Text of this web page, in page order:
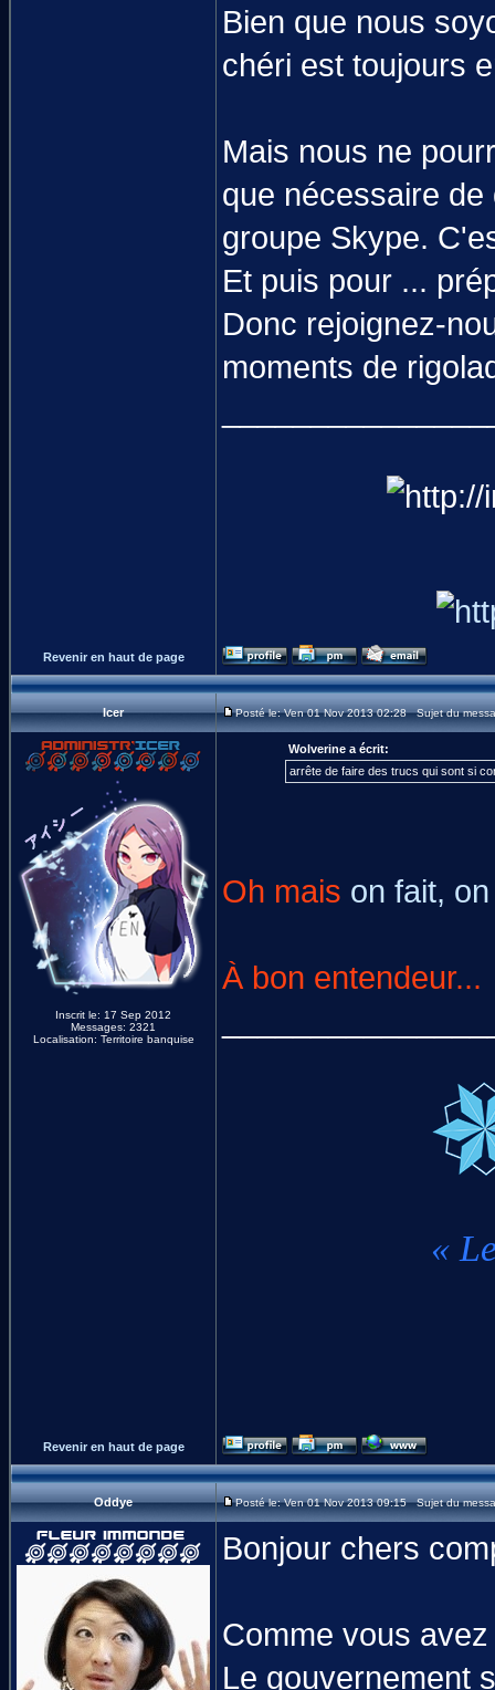
Bien que nous
chéri est toujours
Mais nous ne
que nécessaire
groupe Skype.
Et puis pour ...
Donc rejoignez-
moments de
Revenir en haut de page
Icer Posté le: Ven 01 Nov 2013 02:28 Sujet du
Inscrit le: 17 Sep 2012
Messages: 2321
Localisation: Territoire banquise
Wolverine a écrit:
arrête de faire des trucs qui sont si
Oh mais on fait,
À bon entendeur...
«
Revenir en haut de page
Oddye Posté le: Ven 01 Nov 2013 09:15 Sujet du
Bonjour chers
Comme vous
Le gouvernement